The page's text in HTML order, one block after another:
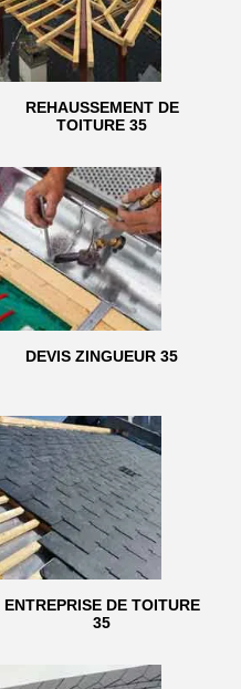
REHAUSSEMENT DE
TOITURE 35
DEVIS ZINGUEUR 35
ENTREPRISE DE TOITURE
35